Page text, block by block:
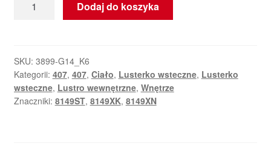
Wewnętrzne
407
8149ST
8149XK
8149XN
Dodaj do koszyka
SKU: 3899-G14_K6
Kategorii: 407, 407, Ciało, Lusterko wsteczne, Lusterko
wsteczne, Lustro wewnętrzne, Wnętrze
Znaczniki: 8149ST, 8149XK, 8149XN